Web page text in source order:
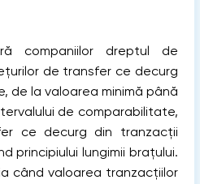
companiilor dreptul de
de transfer ce decurg
de la valoarea minimă până
de comparabilitate,
ce decurg din tranzacții
principiului lungimii brațului.
când valoarea tranzacțiilor